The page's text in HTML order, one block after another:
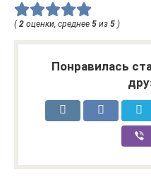
( 2 оценки, среднее 5 из 5 )
Понравилась